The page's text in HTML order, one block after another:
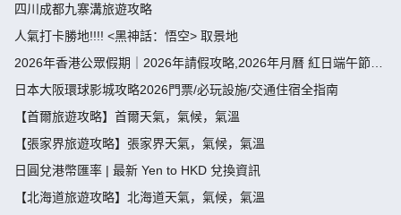
四川成都九寨溝旅遊攻略
人氣打卡勝地!!!! <黑神話：悟空> 取景地
2026年香港公眾假期｜2026年請假攻略,2026年月曆 紅日端午節請
假攻略請4放9-public holiday 2026
日本大阪環球影城攻略2026門票/必玩設施/交通住宿全指南
【首爾旅遊攻略】首爾天氣，氣候，氣溫
【張家界旅遊攻略】張家界天氣，氣候，氣溫
日圓兌港幣匯率 | 最新 Yen to HKD 兌換資訊
【北海道旅遊攻略】北海道天氣，氣候，氣溫